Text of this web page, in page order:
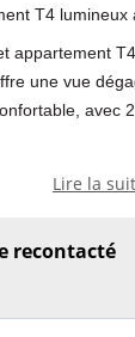
T4
appartement
une vue
avec
CHAMBRES –
récente,
alliant
Lire la
recontacté